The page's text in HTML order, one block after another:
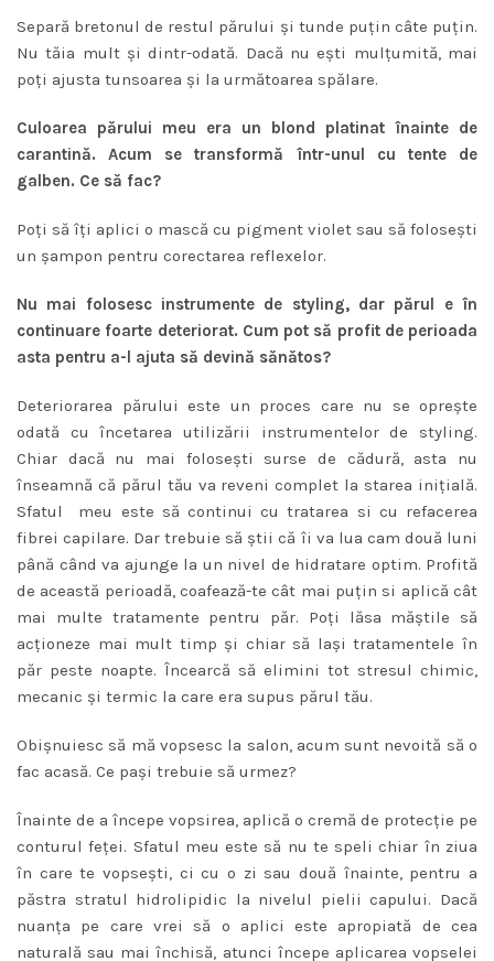
Separă bretonul de restul părului şi tunde puţin câte puţin.
Nu tăia mult şi dintr-odată. Dacă nu eşti mulţumită, mai
poţi ajusta tunsoarea şi la următoarea spălare.
Culoarea părului meu era un blond platinat înainte de
carantină. Acum se transformă într-unul cu tente de
galben. Ce să fac?
Poţi să îţi aplici o mască cu pigment violet sau să foloseşti
un şampon pentru corectarea reflexelor.
Nu mai folosesc instrumente de styling, dar părul e în
continuare foarte deteriorat. Cum pot să profit de perioada
asta pentru a-l ajuta să devină sănătos?
Deteriorarea părului este un proces care nu se opreşte
odată cu încetarea utilizării instrumentelor de styling.
Chiar dacă nu mai foloseşti surse de cădură, asta nu
înseamnă că părul tău va reveni complet la starea iniţială.
Sfatul meu este să continui cu tratarea si cu refacerea
fibrei capilare. Dar trebuie să știi că îi va lua cam două luni
până când va ajunge la un nivel de hidratare optim. Profită
de această perioadă, coafează-te cât mai puţin si aplică cât
mai multe tratamente pentru păr. Poţi lăsa măştile să
acţioneze mai mult timp şi chiar să laşi tratamentele în
păr peste noapte. Încearcă să elimini tot stresul chimic,
mecanic şi termic la care era supus părul tău.
Obişnuiesc să mă vopsesc la salon, acum sunt nevoită să o
fac acasă. Ce paşi trebuie să urmez?
Înainte de a începe vopsirea, aplică o cremă de protecţie pe
conturul feţei. Sfatul meu este să nu te speli chiar în ziua
în care te vopseşti, ci cu o zi sau două înainte, pentru a
păstra stratul hidrolipidic la nivelul pielii capului. Dacă
nuanţa pe care vrei să o aplici este apropiată de cea
naturală sau mai închisă, atunci începe aplicarea vopselei